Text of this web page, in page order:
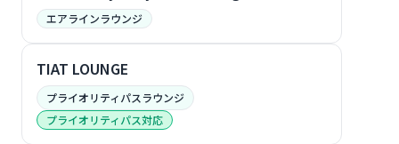
エアラインラウンジ
TIAT LOUNGE
プライオリティパスラウンジ
プライオリティパス対応